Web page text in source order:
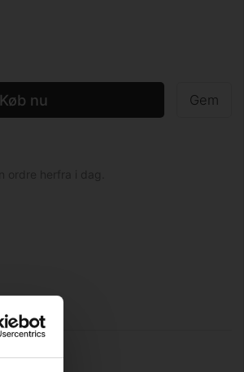
Køb nu Gem